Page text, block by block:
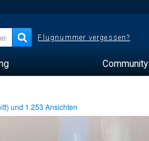
Flugnummer vergessen?
Community
und 1.253 Ansichten